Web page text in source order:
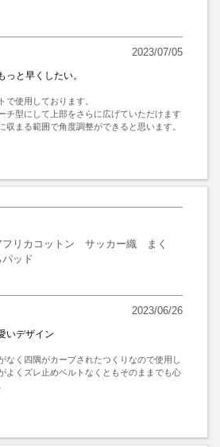
2023/07/05
と早くしたい。
で使用しております。
チ型にして上部をさらに広げていただけます
収まる範囲で角度調整ができると思います。
フリカコットン サッカー織 まく
パッド
2023/06/26
いデザイン
なく四隅がカーブされたつくりなので使用し
よくズレ止めベルトなくともそのままでも心